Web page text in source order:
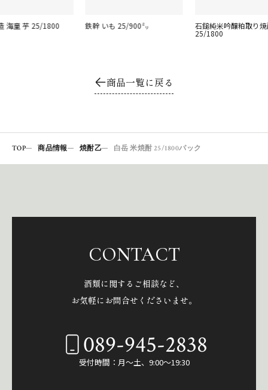
海童 芋 25/1800 鉄幹 いも 25/900㍉ 石鎚純米吟醸粕取り
25/1800
商品一覧に戻る
TOP 商品情報 焼酎乙 白岳 米焼酎 25/1800パック
CONTACT
酒類に関するご相談など、
お気軽にお問合せくださいませ。
089-945-2838
受付時間：月～土、9:00～19:30